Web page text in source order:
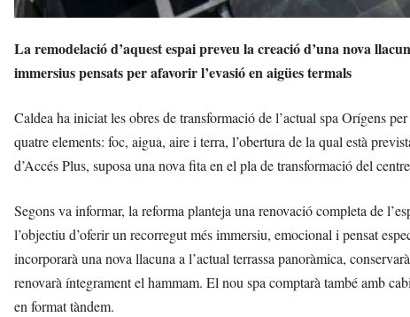
La remodelació d’aquest espai preveu la creació d’una nova
immersius pensats per afavorir l’evasió en aigües termals
Caldea ha iniciat les obres de transformació de l’actual spa Orígens
quatre elements: foc, aigua, aire i terra, l’obertura de la qual està
d’Accés Plus, suposa una nova fita en el pla de transformació del
Segons va informar, la reforma planteja una renovació completa de
l’objectiu d’oferir un recorregut més immersiu, emocional i pensat
incorporarà una nova llacuna a l’actual terrassa panoràmica,
renovarà íntegrament el hammam. El nou spa comptarà també amb
en format tàndem.